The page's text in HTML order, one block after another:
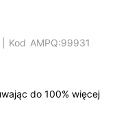
Kod AMPQ:99931
do 100% więcej